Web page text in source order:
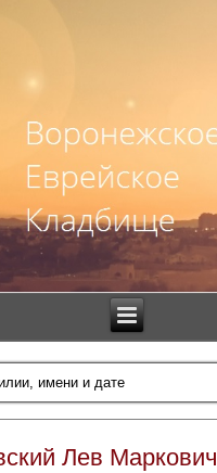
Лев Маркович